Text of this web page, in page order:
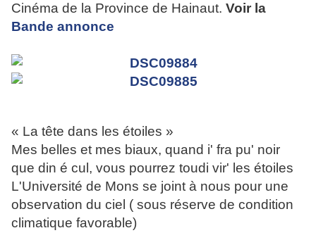
Cinéma de la Province de Hainaut. Voir la
Bande annonce
« La tête dans les étoiles »
Mes belles et mes biaux, quand i' fra pu' noir
que din é cul, vous pourrez toudi vir' les étoiles
L'Université de Mons se joint à nous pour une
observation du ciel ( sous réserve de condition
climatique favorable)